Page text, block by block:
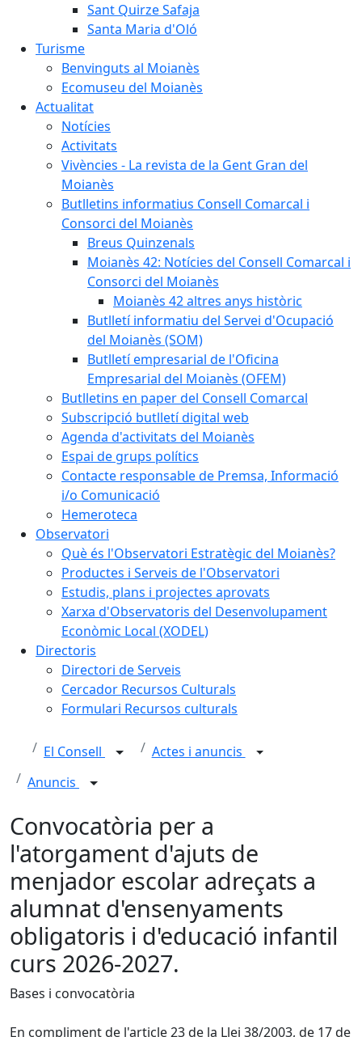
Sant Quirze Safaja
Santa Maria d'Oló
Turisme
Benvinguts al Moianès
Ecomuseu del Moianès
Actualitat
Notícies
Activitats
Vivències - La revista de la Gent Gran del
Moianès
Butlletins informatius Consell Comarcal i
Consorci del Moianès
Breus Quinzenals
Moianès 42: Notícies del Consell Comarcal i
Consorci del Moianès
Moianès 42 altres anys històric
Butlletí informatiu del Servei d'Ocupació
del Moianès (SOM)
Butlletí empresarial de l'Oficina
Empresarial del Moianès (OFEM)
Butlletins en paper del Consell Comarcal
Subscripció butlletí digital web
Agenda d'activitats del Moianès
Espai de grups polítics
Contacte responsable de Premsa, Informació
i/o Comunicació
Hemeroteca
Observatori
Què és l'Observatori Estratègic del Moianès?
Productes i Serveis de l'Observatori
Estudis, plans i projectes aprovats
Xarxa d'Observatoris del Desenvolupament
Econòmic Local (XODEL)
Directoris
Directori de Serveis
Cercador Recursos Culturals
Formulari Recursos culturals
El Consell
Actes i anuncis
Anuncis
Convocatòria per a
l'atorgament d'ajuts de
menjador escolar adreçats a
alumnat d'ensenyaments
obligatoris i d'educació infantil
curs 2026-2027.
Bases i convocatòria
En compliment de l'article 23 de la Llei 38/2003, de 17 de